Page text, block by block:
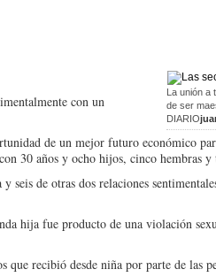
La unión a
de ser
DIARIO
con un
de un mejor futuro económico
30 años y ocho hijos, cinco hembras y
seis de otras dos relaciones
hija fue producto de una violación
que recibió desde niña por parte de las